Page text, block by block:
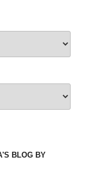
BLOG BY